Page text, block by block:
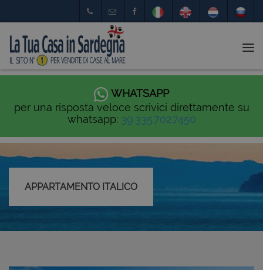
WHATSAPP
per una risposta veloce scrivici direttamente su
whatsapp: 39.335.702.7450
APPARTAMENTO ITALICO